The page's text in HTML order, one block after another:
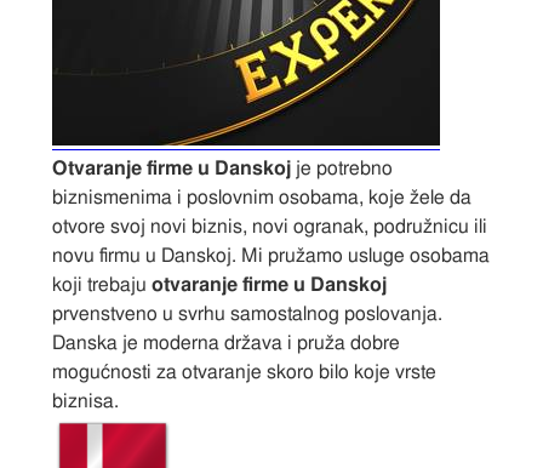
Otvaranje firme u Danskojje potrebno
biznismenima i poslovnim osobama, koje žele da
otvore svoj novi biznis, novi ogranak, podružnicu ili
novu firmu u Danskoj. Mi pružamo usluge osobama
koji trebaju otvaranje firme u Danskoj
prvenstveno u svrhu samostalnog poslovanja.
Danska je moderna država i pruža dobre
mogućnosti za otvaranje skoro bilo koje vrste
biznisa.